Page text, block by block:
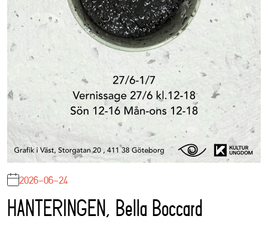
2026-06-24
HANTERINGEN, Bella Boccard